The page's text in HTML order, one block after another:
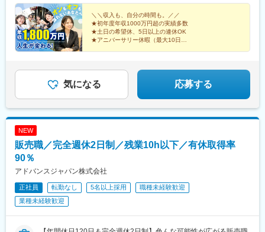
茨城県・栃木県・群馬県◆中部山梨県・新潟県・富山県・石川
県・福井県・長野県・岐阜県・静岡県・愛知県・三重県◆近畿滋
賀県・京都府・大阪府・兵庫県・和歌山県・奈良県◆中国・四国
鳥取県・島根県・岡山県・広島県・山口県・香川県・愛媛県・高
知県・徳島県◆九州・沖縄福岡県・佐賀県・長崎県・熊本県・大
「ららぽーと」「イトーヨーカドー」「ダイナシティ」など大型
ショッピングモールにも続々出店！商業施設での買い物ついで
に、気軽に当店に立ち寄る方が増加中。さらなる企業拡大を目指
しています。
賞与＋インセン
＼＼収入も、自分の時間も。／／
★初年度年収1000万円超の実績多数
★土日の希望休、5日以上の連休OK
★アニバーサリー休暇（最大10日）
気になる 応募する
NEW
販売職／完全週休2日制／残業10h以下／有休取得率
90％
アドバンスジャパン株式会社
正社員 転勤なし 5名以上採用
職種未経験歓迎
業種未経験歓迎